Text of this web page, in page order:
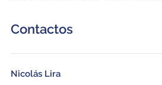
Contactos
Nicolás Lira